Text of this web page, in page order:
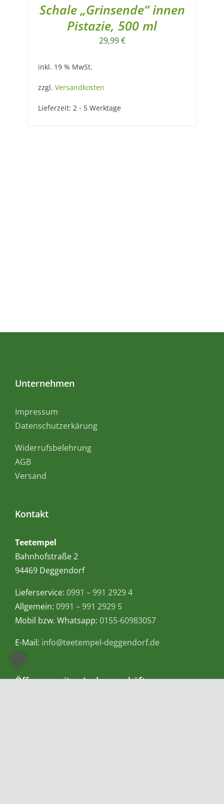
Schale „Grinsende“ innen
Pistazie, 500 ml
29,99€
inkl. 19 % MwSt.
zzgl. Versandkosten
Lieferzeit: 2 - 5 Werktage
Unternehmen
Impressum
Datenschutzerkärung
Widerrufsbelehrung
AGB
Versand
Kontakt
Teetempel
Bahnhofstraße 2
94469 Deggendorf
Lieferservice: 0991 – 991 2929 4
Allgemein: 0991 – 991 2929 5
Mobil bzw. Whatsapp: 0155-60983057
E-Mail: info@teetempel-deggendorf.de
Öffnungszeiten Ladengeschäft